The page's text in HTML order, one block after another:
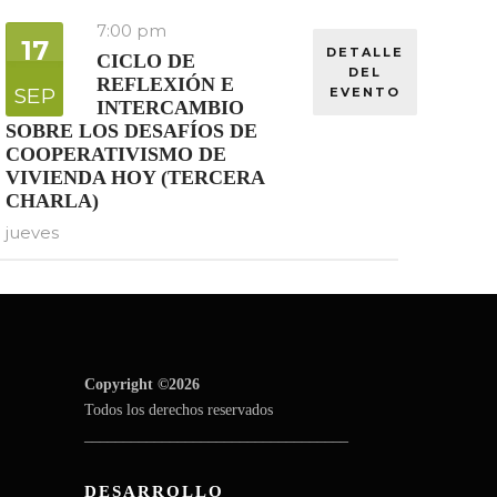
17
SEP
7:00 pm
CICLO DE
REFLEXIÓN E
INTERCAMBIO
SOBRE LOS DESAFÍOS DE
COOPERATIVISMO DE
VIVIENDA HOY (TERCERA
CHARLA)
jueves
DETALLE
DEL
EVENTO
Copyright ©2026
Todos los derechos reservados
DESARROLLO